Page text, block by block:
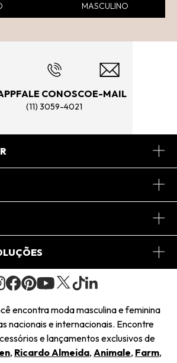
MASCULINO
FALE CONOSCO
(11) 3059-4021
E-MAIL
encontra moda masculina e feminina
nacionais e internacionais. Encontre
e lançamentos exclusivos de
, Ricardo Almeida, Animale, Farm,